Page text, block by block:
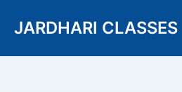
JARDHARI CLASSES